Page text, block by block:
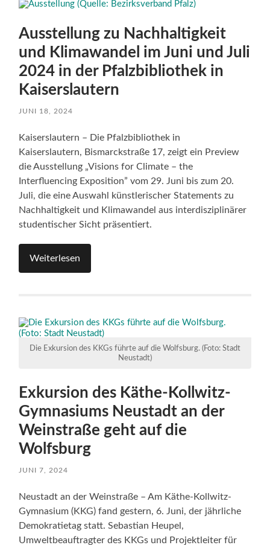
Ausstellung zu Nachhaltigkeit
und Klimawandel im Juni und Juli
2024 in der Pfalzbibliothek in
Kaiserslautern
JUNI 18, 2024
Kaiserslautern – Die Pfalzbibliothek in
Kaiserslautern, Bismarckstraße 17, zeigt ein Preview
die Ausstellung „Visions for Climate – the
Interfluencing Exposition” vom 29. Juni bis zum 20.
Juli, die eine Auswahl künstlerischer Statements zu
Nachhaltigkeit und Klimawandel aus interdisziplinärer
studentischer Sicht präsentiert.
Weiterlesen
Die Exkursion des KKGs führte auf die Wolfsburg. (Foto: Stadt
Neustadt)
Exkursion des Käthe-Kollwitz-
Gymnasiums Neustadt an der
Weinstraße geht auf die
Wolfsburg
JUNI 7, 2024
Neustadt an der Weinstraße – Am Käthe-Kollwitz-
Gymnasium (KKG) fand gestern, 6. Juni, der jährliche
Demokratietag statt. Sebastian Heupel,
Umweltbeauftragter des KKGs und Projektleiter für